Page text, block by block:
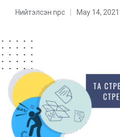
Нийтэлсэн
Нийтэлсэн npc May 14, 2021